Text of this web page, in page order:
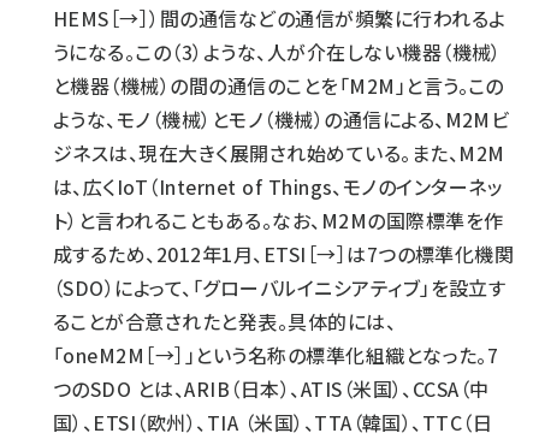
HEMS［→］）間の通信などの通信が頻繁に行われるよ
うになる。この（3）ような、人が介在しない機器（機械）
と機器（機械）の間の通信のことを「M2M」と言う。この
ような、モノ（機械）とモノ（機械）の通信による、M2Mビ
ジネスは、現在大きく展開され始めている。また、M2M
は、広くIoT（Internet of Things、モノのインターネッ
ト）と言われることもある。なお、M2Mの国際標準を作
成するため、2012年1月、ETSI［→］は7つの標準化機関
（SDO）によって、「グローバルイニシアティブ」を設立す
ることが合意されたと発表。具体的には、
「oneM2M［→］」という名称の標準化組織となった。7
つのSDO とは、ARIB（日本）、ATIS（米国）、CCSA（中
国）、ETSI（欧州）、TIA （米国）、TTA（韓国）、TTC（日